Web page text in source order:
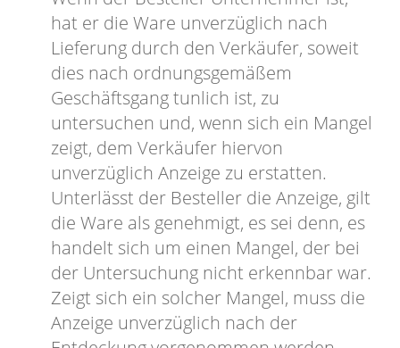
hat er die Ware unverzüglich nach
Lieferung durch den Verkäufer, soweit
dies nach ordnungsgemäßem
Geschäftsgang tunlich ist, zu
untersuchen und, wenn sich ein Mangel
zeigt, dem Verkäufer hiervon
unverzüglich Anzeige zu erstatten.
Unterlässt der Besteller die Anzeige, gilt
die Ware als genehmigt, es sei denn, es
handelt sich um einen Mangel, der bei
der Untersuchung nicht erkennbar war.
Zeigt sich ein solcher Mangel, muss die
Anzeige unverzüglich nach der